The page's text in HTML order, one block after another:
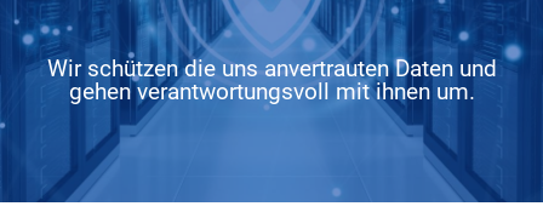
NETZWERK
BLOG
KONTAKT
Wir schützen die uns anvertrauten Daten und
gehen verantwortungsvoll mit ihnen um.